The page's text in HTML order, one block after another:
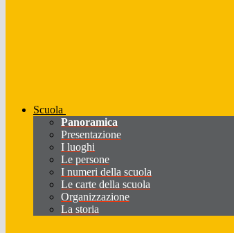
Scuola
Panoramica
Presentazione
I luoghi
Le persone
I numeri della scuola
Le carte della scuola
Organizzazione
La storia